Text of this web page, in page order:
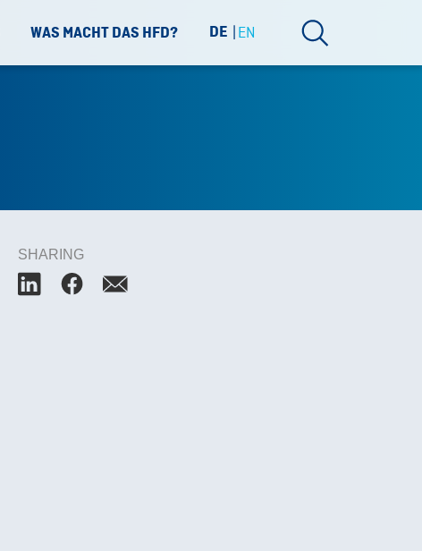
WAS MACHT DAS HFD? DE EN
SHARING